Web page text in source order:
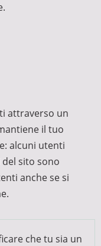
attraverso un
il tuo
alcuni utenti
sito sono
anche se si
che tu sia un